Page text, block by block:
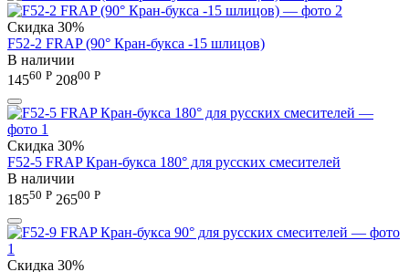
Скидка 30%
F52-2 FRAP (90° Кран-букса -15 шлицов)
В наличии
14560 Р 20800 Р
Скидка 30%
F52-5 FRAP Кран-букса 180° для русских смесителей
В наличии
18550 Р 26500 Р
Скидка 30%